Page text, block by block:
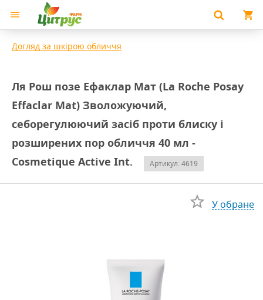
Догляд за шкірою обличчя
Ля Рош позе Ефаклар Мат (La Roche Posay
Effaclar Mat) Зволожуючий,
себорегулюючий засіб проти блиску і
розширених пор обличчя 40 мл -
Cosmetique Active Int.
Артикул: 4619
У обране